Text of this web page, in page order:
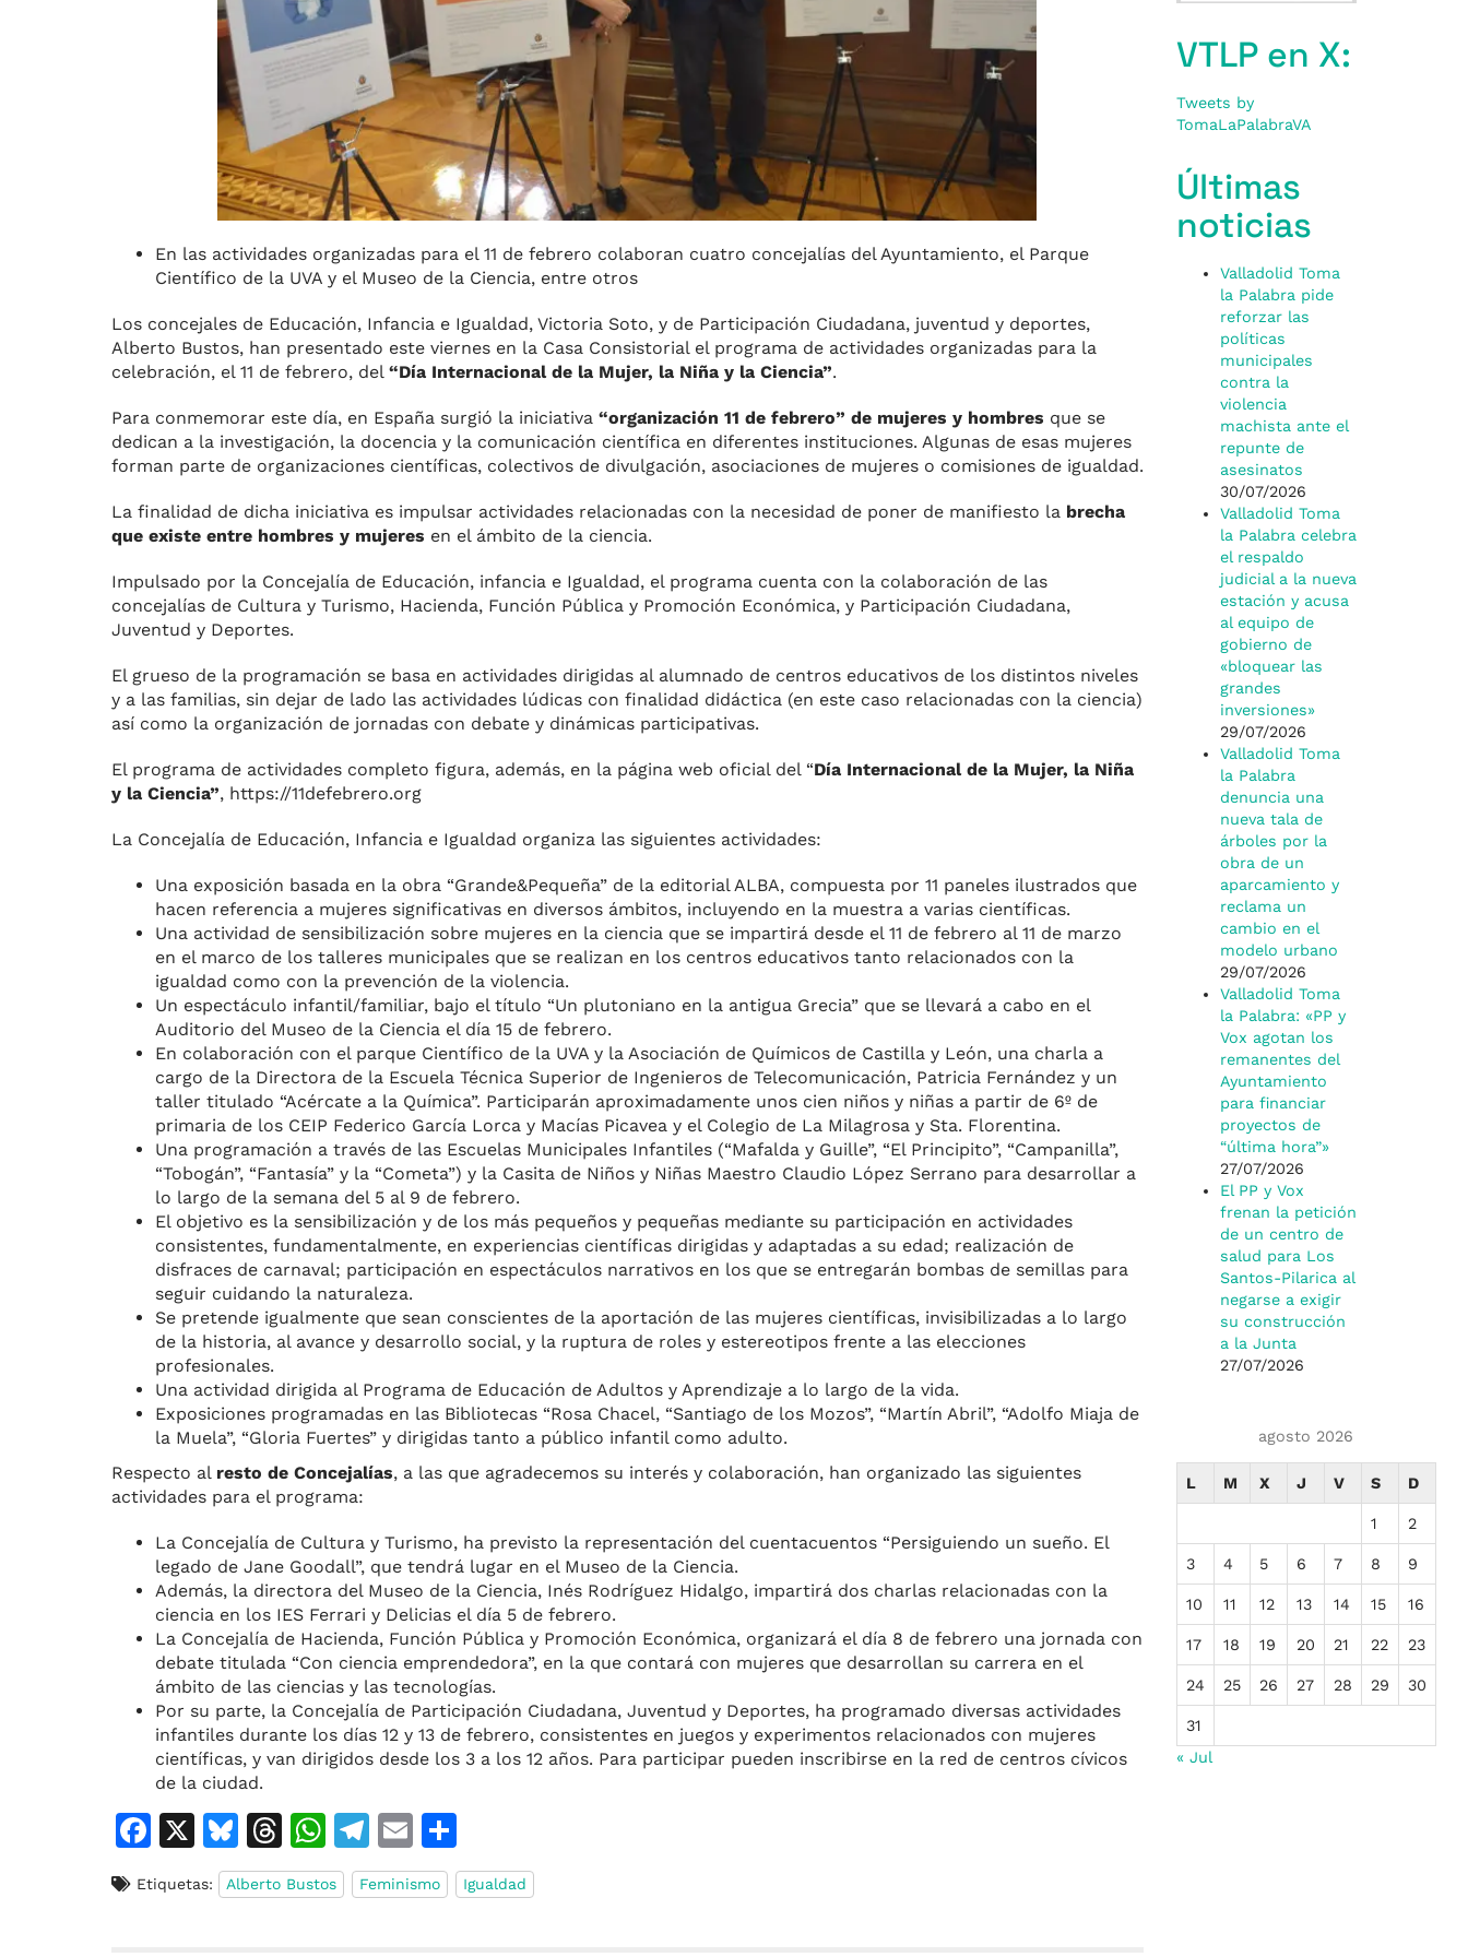
En las actividades organizadas para el 11 de febrero colaboran cuatro concejalías del Ayuntamiento, el Parque
Científico de la UVA y el Museo de la Ciencia, entre otros
Los concejales de Educación, Infancia e Igualdad, Victoria Soto, y de Participación Ciudadana, juventud y deportes,
Alberto Bustos, han presentado este viernes en la Casa Consistorial el programa de actividades organizadas para la
celebración, el 11 de febrero, del “Día Internacional de la Mujer, la Niña y la Ciencia”.
Para conmemorar este día, en España surgió la iniciativa “organización 11 de febrero” de mujeres y hombres que se
dedican a la investigación, la docencia y la comunicación científica en diferentes instituciones. Algunas de esas mujeres
forman parte de organizaciones científicas, colectivos de divulgación, asociaciones de mujeres o comisiones de igualdad.
La finalidad de dicha iniciativa es impulsar actividades relacionadas con la necesidad de poner de manifiesto la brecha
que existe entre hombres y mujeres en el ámbito de la ciencia.
Impulsado por la Concejalía de Educación, infancia e Igualdad, el programa cuenta con la colaboración de las
concejalías de Cultura y Turismo, Hacienda, Función Pública y Promoción Económica, y Participación Ciudadana,
Juventud y Deportes.
El grueso de la programación se basa en actividades dirigidas al alumnado de centros educativos de los distintos niveles
y a las familias, sin dejar de lado las actividades lúdicas con finalidad didáctica (en este caso relacionadas con la ciencia)
así como la organización de jornadas con debate y dinámicas participativas.
El programa de actividades completo figura, además, en la página web oficial del “Día Internacional de la Mujer, la Niña
y la Ciencia”, https://11defebrero.org
La Concejalía de Educación, Infancia e Igualdad organiza las siguientes actividades:
Una exposición basada en la obra “Grande&Pequeña” de la editorial ALBA, compuesta por 11 paneles ilustrados que
hacen referencia a mujeres significativas en diversos ámbitos, incluyendo en la muestra a varias científicas.
Una actividad de sensibilización sobre mujeres en la ciencia que se impartirá desde el 11 de febrero al 11 de marzo
en el marco de los talleres municipales que se realizan en los centros educativos tanto relacionados con la
igualdad como con la prevención de la violencia.
Un espectáculo infantil/familiar, bajo el título “Un plutoniano en la antigua Grecia” que se llevará a cabo en el
Auditorio del Museo de la Ciencia el día 15 de febrero.
En colaboración con el parque Científico de la UVA y la Asociación de Químicos de Castilla y León, una charla a
cargo de la Directora de la Escuela Técnica Superior de Ingenieros de Telecomunicación, Patricia Fernández y un
taller titulado “Acércate a la Química”. Participarán aproximadamente unos cien niños y niñas a partir de 6º de
primaria de los CEIP Federico García Lorca y Macías Picavea y el Colegio de La Milagrosa y Sta. Florentina.
Una programación a través de las Escuelas Municipales Infantiles (“Mafalda y Guille”, “El Principito”, “Campanilla”,
“Tobogán”, “Fantasía” y la “Cometa”) y la Casita de Niños y Niñas Maestro Claudio López Serrano para desarrollar a
lo largo de la semana del 5 al 9 de febrero.
El objetivo es la sensibilización y de los más pequeños y pequeñas mediante su participación en actividades
consistentes, fundamentalmente, en experiencias científicas dirigidas y adaptadas a su edad; realización de
disfraces de carnaval; participación en espectáculos narrativos en los que se entregarán bombas de semillas para
seguir cuidando la naturaleza.
Se pretende igualmente que sean conscientes de la aportación de las mujeres científicas, invisibilizadas a lo largo
de la historia, al avance y desarrollo social, y la ruptura de roles y estereotipos frente a las elecciones
profesionales.
Una actividad dirigida al Programa de Educación de Adultos y Aprendizaje a lo largo de la vida.
Exposiciones programadas en las Bibliotecas “Rosa Chacel, “Santiago de los Mozos”, “Martín Abril”, “Adolfo Miaja de
la Muela”, “Gloria Fuertes” y dirigidas tanto a público infantil como adulto.
Respecto al resto de Concejalías, a las que agradecemos su interés y colaboración, han organizado las siguientes
actividades para el programa:
La Concejalía de Cultura y Turismo, ha previsto la representación del cuentacuentos “Persiguiendo un sueño. El
legado de Jane Goodall”, que tendrá lugar en el Museo de la Ciencia.
Además, la directora del Museo de la Ciencia, Inés Rodríguez Hidalgo, impartirá dos charlas relacionadas con la
ciencia en los IES Ferrari y Delicias el día 5 de febrero.
La Concejalía de Hacienda, Función Pública y Promoción Económica, organizará el día 8 de febrero una jornada con
debate titulada “Con ciencia emprendedora”, en la que contará con mujeres que desarrollan su carrera en el
ámbito de las ciencias y las tecnologías.
Por su parte, la Concejalía de Participación Ciudadana, Juventud y Deportes, ha programado diversas actividades
infantiles durante los días 12 y 13 de febrero, consistentes en juegos y experimentos relacionados con mujeres
científicas, y van dirigidos desde los 3 a los 12 años. Para participar pueden inscribirse en la red de centros cívicos
de la ciudad.
F
c
X
Bl
u
e
T
h
re
W
h
at
T
el
e
E
m
ai
o
m
Etiquetas: Alberto Bustos Feminismo Igualdad
VTLP en X:
Tweets by
TomaLaPalabraVA
Últimas
noticias
Valladolid Toma
la Palabra pide
reforzar las
políticas
municipales
contra la
violencia
machista ante el
repunte de
asesinatos
30/07/2026
Valladolid Toma
la Palabra celebra
el respaldo
judicial a la nueva
estación y acusa
al equipo de
gobierno de
«bloquear las
grandes
inversiones»
29/07/2026
Valladolid Toma
la Palabra
denuncia una
nueva tala de
árboles por la
obra de un
aparcamiento y
reclama un
cambio en el
modelo urbano
29/07/2026
Valladolid Toma
la Palabra: «PP y
Vox agotan los
remanentes del
Ayuntamiento
para financiar
proyectos de
“última hora”»
27/07/2026
El PP y Vox
frenan la petición
de un centro de
salud para Los
Santos-Pilarica al
negarse a exigir
su construcción
a la Junta
27/07/2026
agosto 2026
L M X J V S D
1 2
3 4 5 6 7 8 9
10 11 12 13 14 15 16
17 18 19 20 21 22 23
24 25 26 27 28 29 30
31
« Jul